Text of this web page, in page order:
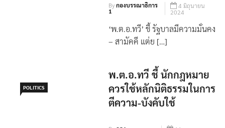
Byกองบรรณาธิการ
1
4 มิถุนายน
2024
‘พ.ต.อ.ทวี’ ชี้ รัฐบาลมีความมั่นคง
– สามัคคี แต่ย […]
POLITICS
พ.ต.อ.ทวี ชี้ นักกฎหมาย
ควรใช้หลักนิติธรรมในการ
ตีความ-บังคับใช้